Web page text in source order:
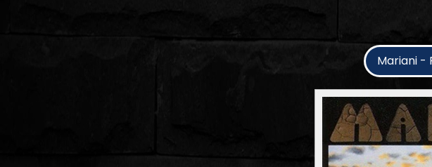
Mariani -